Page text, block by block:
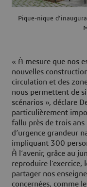
Pique-nique
« À mesure que nos
nouvelles
circulation et des
nous permettent de
scénarios », déclare
particulièrement
fallu près de trois ans
d’urgence grandeur
impliquant 300
À l’avenir, grâce au
reproduire
partager nos
concernées, comme